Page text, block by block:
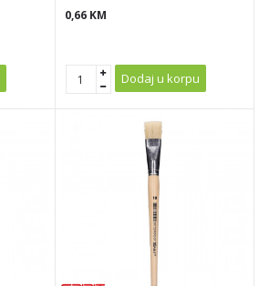
0,66 KM
Dodaj u korpu